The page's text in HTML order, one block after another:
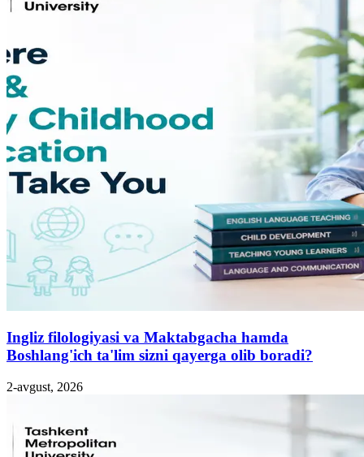
Ingliz filologiyasi va Maktabgacha hamda
Boshlang'ich ta'lim sizni qayerga olib boradi?
2-avgust, 2026